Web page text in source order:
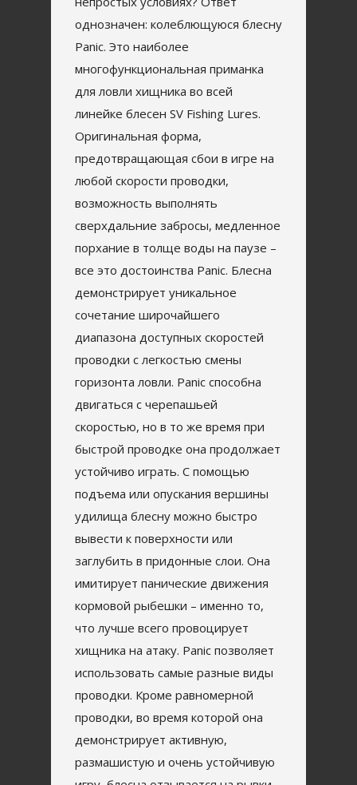
однозначен: колеблющуюся блесну
Panic. Это наиболее
многофункциональная приманка
для ловли хищника во всей
линейке блесен SV Fishing Lures.
Оригинальная форма,
предотвращающая сбои в игре на
любой скорости проводки,
возможность выполнять
сверхдальние забросы, медленное
порхание в толще воды на паузе –
все это достоинства Panic. Блесна
демонстрирует уникальное
сочетание широчайшего
диапазона доступных скоростей
проводки с легкостью смены
горизонта ловли. Panic способна
двигаться с черепашьей
скоростью, но в то же время при
быстрой проводке она продолжает
устойчиво играть. С помощью
подъема или опускания вершины
удилища блесну можно быстро
вывести к поверхности или
заглубить в придонные слои. Она
имитирует панические движения
кормовой рыбешки – именно то,
что лучше всего провоцирует
хищника на атаку. Panic позволяет
использовать самые разные виды
проводки. Кроме равномерной
проводки, во время которой она
демонстрирует активную,
размашистую и очень устойчивую